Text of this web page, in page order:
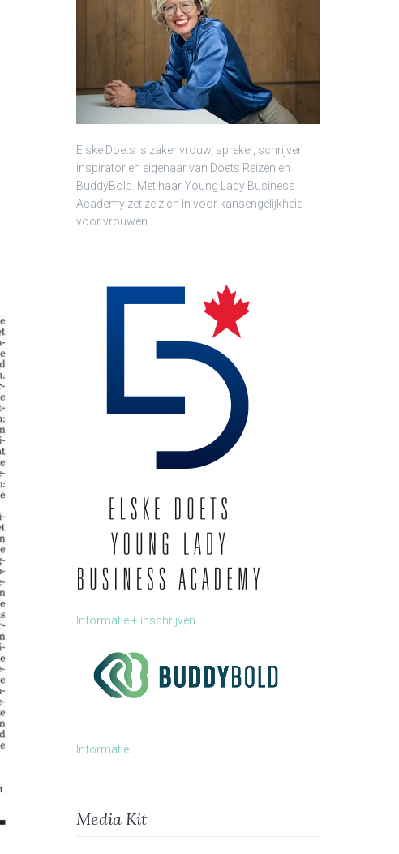
Elske Doets is zakenvrouw, spreker, schrijver,
inspirator en eigenaar van Doets Reizen en
BuddyBold. Met haar Young Lady Business
Academy zet ze zich in voor kansengelijkheid
voor vrouwen.
Informatie + inschrijven
Informatie
Media Kit